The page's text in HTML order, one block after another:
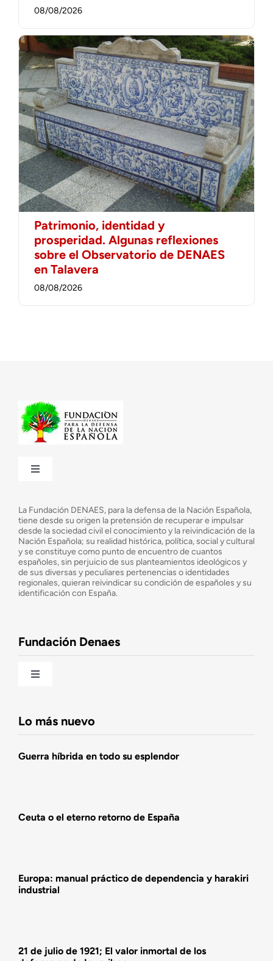
08/08/2026
Patrimonio, identidad y
prosperidad. Algunas reflexiones
sobre el Observatorio de DENAES
en Talavera
08/08/2026
Toggle
¿Cuáles son nuestros objetivos?
Consejo Asesor
La Fundación DENAES, para la defensa de la Nación Española,
tiene desde su origen la pretensión de recuperar e impulsar
desde la sociedad civil el conocimiento y la reivindicación de la
Nación Española; su realidad histórica, política, social y cultural
y se constituye como punto de encuentro de cuantos
españoles, sin perjuicio de sus planteamientos ideológicos y
de sus diversas y peculiares pertenencias o identidades
regionales, quieran reivindicar su condición de españoles y su
identificación con España.
Fundación Denaes
Toggle
Lo más nuevo
Guerra híbrida en todo su esplendor
Ceuta o el eterno retorno de España
Europa: manual práctico de dependencia y harakiri
industrial
21 de julio de 1921; El valor inmortal de los